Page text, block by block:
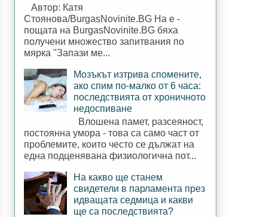
Автор: Катя
Стоянова/BurgasNovinite.BG На е -
пощата на BurgasNovinite.BG бяха
получени множество запитвания по
мярка "Запази ме...
Мозъкът изтрива спомените,
ако спим по-малко от 6 часа:
последствията от хроничното
недоспиване
Влошена памет, разсеяност,
постоянна умора - това са само част от
проблемите, които често се дължат на
една подценявана физиологична пот...
На какво ще станем
свидетели в парламента през
идващата седмица и какви
ще са последствията?